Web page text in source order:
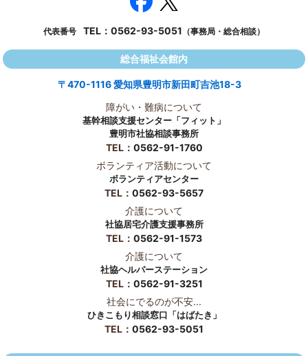
代表番号 TEL： 0562-93-5051 （事務局・総合相談）
総合福祉会館内
〒470-1116 愛知県豊明市新田町吉池18-3
障がい・難病について
基幹相談支援センター「フィット」
豊明市社協相談事務所
TEL： 0562-91-1760
ボランティア活動について
ボランティアセンター
TEL： 0562-93-5657
介護について
社協居宅介護支援事務所
TEL： 0562-91-1573
介護について
社協ヘルパーステーション
TEL： 0562-91-3251
社会にでるのが不安...
ひきこもり相談窓口「はばたき」
TEL： 0562-93-5051